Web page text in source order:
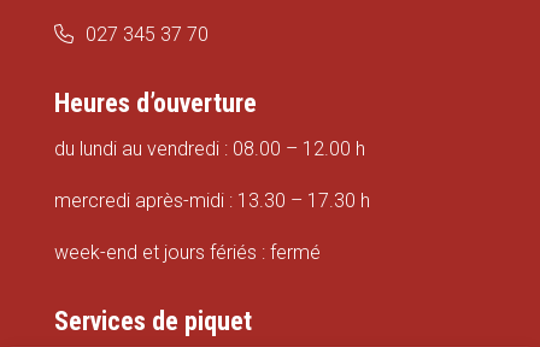
027 345 37 70
Heures d’ouverture
du lundi au vendredi : 08.00 – 12.00 h
mercredi après-midi : 13.30 – 17.30 h
week-end et jours fériés : fermé
Services de piquet